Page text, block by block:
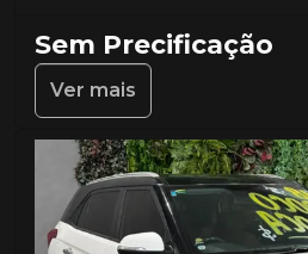
Sem Precificação
Ver mais